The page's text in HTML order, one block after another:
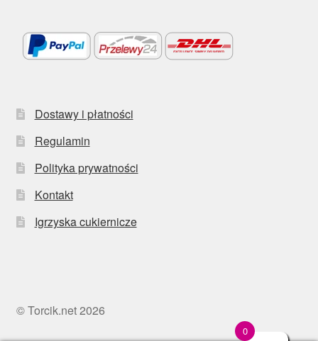
Dostawy i płatności
Regulamin
Polityka prywatności
Kontakt
Igrzyska cukiernicze
© Torcik.net 2026
0